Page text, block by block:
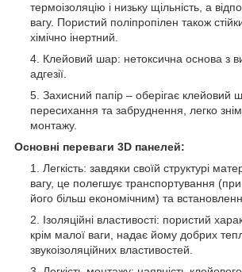
термоізоляцію і низьку щільність, а
вагу. Пористий поліпропілен також
хімічно інертний.
Клейовий шар: нетоксична основа з
адгезії.
Захисний папір – оберігає клейовий
пересихання та забруднення, легко
монтажу.
Основні переваги 3D панелей:
Легкість: завдяки своїй структурі
вагу, це полегшує транспортування
його більш економічним) та
Ізоляційні властивості: пористий
крім малої ваги, надає йому добрих
звукоізоляційних властивостей.